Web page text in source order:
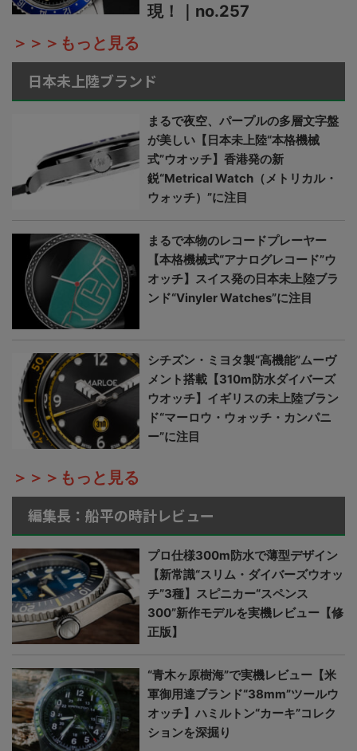
現！｜no.257
＞＞＞もっと見る
日本未上陸ブランド
まるで夜空、パープルの多層文字盤
が美しい【日本未上陸“本格機械
式”ウオッチ】香港発の新
鋭“Metrical Watch（メトリカル・
ウォッチ）”に注目
まるで本物のレコードプレーヤー
【本格機械式“アナログレコード”ウ
オッチ】スイス発の日本未上陸ブラ
ンド“Vinyler Watches”に注目
シチズン・ミヨタ製“高機能”ムーヴ
メント搭載【310m防水ダイバーズ
ウオッチ】イギリスの未上陸ブラン
ド“マーロウ・ウォッチ・カンパニ
ー”に注目
＞＞＞もっと見る
編集長：船平の時計レビュー
プロ仕様300m防水で薄型デザイン
【新常識“スリム・ダイバーズウオッ
チ”3種】スピニカー“スペンス
300”新作モデルを実機レビュー【修
正版】
“青木ヶ原樹海”で実機レビュー【米
軍御用達ブランド“38mm”ツールウ
オッチ】ハミルトン“カーキ”コレク
ションを深掘り